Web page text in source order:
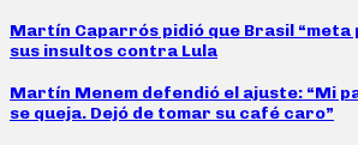
Martín Caparrós pidió que Brasil “meta
sus insultos contra Lula
Martín Menem defendió el ajuste: “Mi
se queja. Dejó de tomar su café caro”